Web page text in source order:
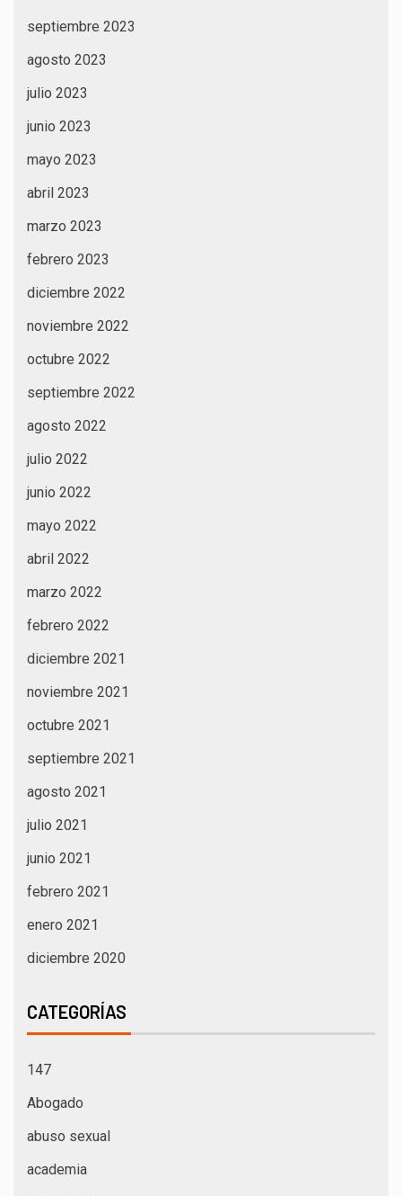
septiembre 2023
agosto 2023
julio 2023
junio 2023
mayo 2023
abril 2023
marzo 2023
febrero 2023
diciembre 2022
noviembre 2022
octubre 2022
septiembre 2022
agosto 2022
julio 2022
junio 2022
mayo 2022
abril 2022
marzo 2022
febrero 2022
diciembre 2021
noviembre 2021
octubre 2021
septiembre 2021
agosto 2021
julio 2021
junio 2021
febrero 2021
enero 2021
diciembre 2020
CATEGORÍAS
147
Abogado
abuso sexual
academia